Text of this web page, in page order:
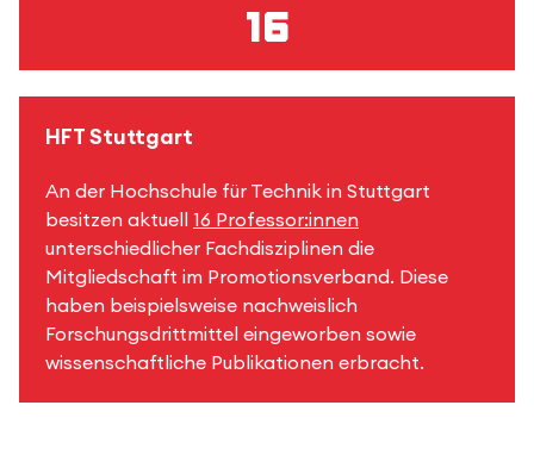
16
HFT Stuttgart
An der Hochschule für Technik in Stuttgart
besitzen aktuell 16 Professor:innen
unterschiedlicher Fachdisziplinen die
Mitgliedschaft im Promotionsverband. Diese
haben beispielsweise nachweislich
Forschungsdrittmittel eingeworben sowie
wissenschaftliche Publikationen erbracht.